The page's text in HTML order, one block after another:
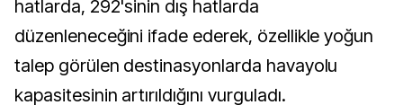
hatlarda, 292'sinin dış hatlarda
düzenleneceğini ifade ederek, özellikle yoğun
talep görülen destinasyonlarda havayolu
kapasitesinin artırıldığını vurguladı.